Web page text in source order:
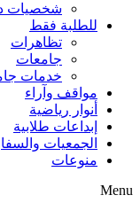
شخصيات
للطلبة فقط
تظاهرات
جامعات
خدمات
مواقف وآراء
أنوار رياضية
إبداعات طلابية
الجمعيات
منوعات
Menu